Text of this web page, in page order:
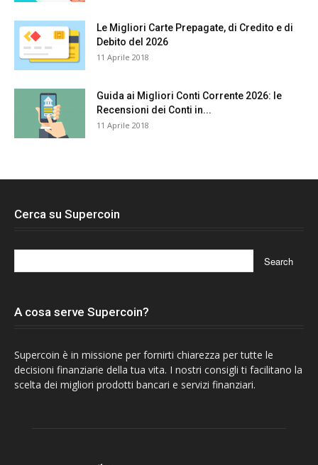
Le Migliori Carte Prepagate, di Credito e di
Debito del 2026
11 Aprile 2018
Guida ai Migliori Conti Corrente 2026: le
Recensioni dei Conti in...
11 Aprile 2018
Cerca su Supercoin
A cosa serve Supercoin?
Supercoin è in missione per fornirti chiarezza per tutte le
decisioni finanziarie della tua vita. I nostri consigli ti facilitano la
scelta dei migliori prodotti bancari e servizi finanziari.